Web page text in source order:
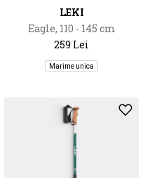
LEKI
Eagle, 110 - 145 cm
259 Lei
Marime unica